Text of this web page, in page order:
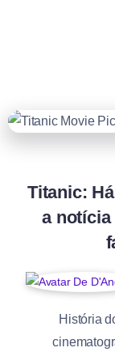
Titanic:
a notícia
História